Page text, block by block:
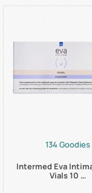
134 Goodies
Intermed Eva
Vials 10 …